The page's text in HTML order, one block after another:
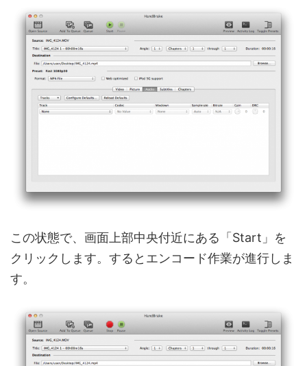
この状態で、画面上部中央付近にある「Start」を
クリックします。するとエンコード作業が進行しま
す。